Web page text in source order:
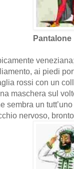
ai piedi
rossi con un
maschera sul
sembra un
nervoso,